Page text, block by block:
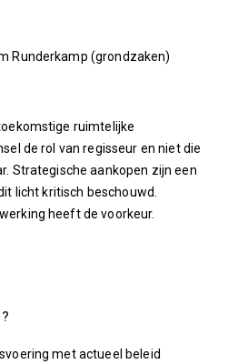
Runderkamp (grondzaken)
ruimtelijke
de rol van regisseur en niet die
Strategische aankopen zijn een
licht kritisch beschouwd.
heeft de voorkeur.
met actueel beleid